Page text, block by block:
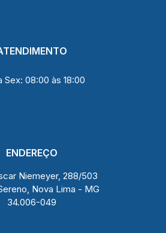
Sex: 08:00 às 18:00
ENDEREÇO
Niemeyer, 288/503
Nova Lima - MG
34.006-049